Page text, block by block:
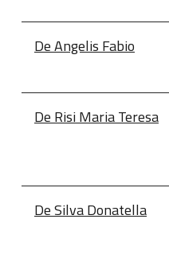
De Angelis Fabio
De Risi Maria Teresa
De Silva Donatella